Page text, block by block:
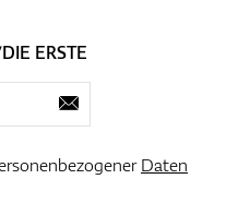
ERSTE
Daten